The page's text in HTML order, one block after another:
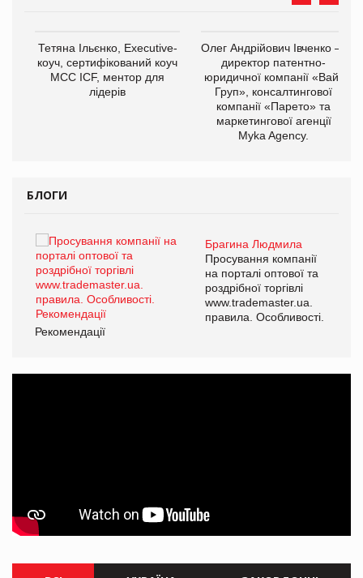
Тетяна Ільєнко, Executive-
коуч, сертифікований коуч
МСС ICF, ментор для
лідерів
Олег Андрійович Івченко —
директор патентно-
юридичної компанії «Вайз
Груп», консалтингової
компанії «Парето» та
маркетингової агенції
Myka Agency.
БЛОГИ
Брагина Людмила
Просування компанії
на порталі оптової та
роздрібної торгівлі
www.trademaster.ua.
правила. Особливості.
Рекомендації